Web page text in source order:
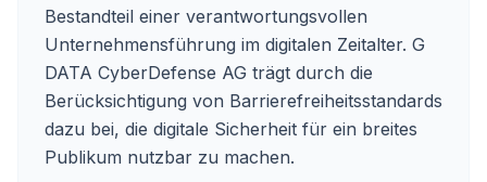
Bestandteil einer verantwortungsvollen
Unternehmensführung im digitalen Zeitalter. G
DATA CyberDefense AG trägt durch die
Berücksichtigung von Barrierefreiheitsstandards
dazu bei, die digitale Sicherheit für ein breites
Publikum nutzbar zu machen.